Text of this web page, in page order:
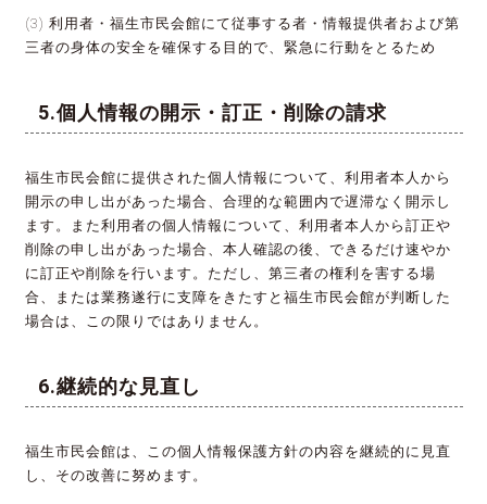
(3) 利用者・福生市民会館にて従事する者・情報提供者および第
三者の身体の安全を確保する目的で、緊急に行動をとるため
個人情報の開示・訂正・削除の請求
福生市民会館に提供された個人情報について、利用者本人から
開示の申し出があった場合、合理的な範囲内で遅滞なく開示し
ます。また利用者の個人情報について、利用者本人から訂正や
削除の申し出があった場合、本人確認の後、できるだけ速やか
に訂正や削除を行います。ただし、第三者の権利を害する場
合、または業務遂行に支障をきたすと福生市民会館が判断した
場合は、この限りではありません。
継続的な見直し
福生市民会館は、この個人情報保護方針の内容を継続的に見直
し、その改善に努めます。